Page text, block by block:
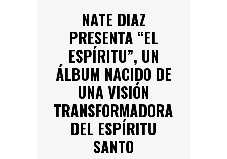
NATE DIAZ
PRESENTA “EL
ESPÍRITU”, UN
ÁLBUM NACIDO DE
UNA VISIÓN
TRANSFORMADORA
DEL ESPÍRITU
SANTO